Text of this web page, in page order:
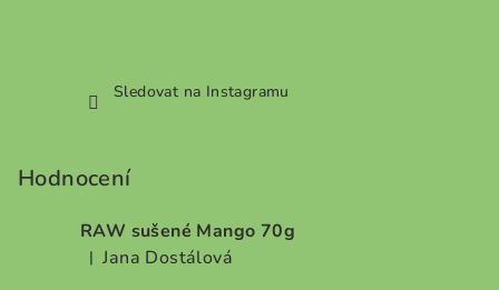
Sledovat na Instagramu
Hodnocení
RAW sušené Mango 70g
Hodnocení produktu je 5 z 5 hvězdiček.
| Jana Dostálová